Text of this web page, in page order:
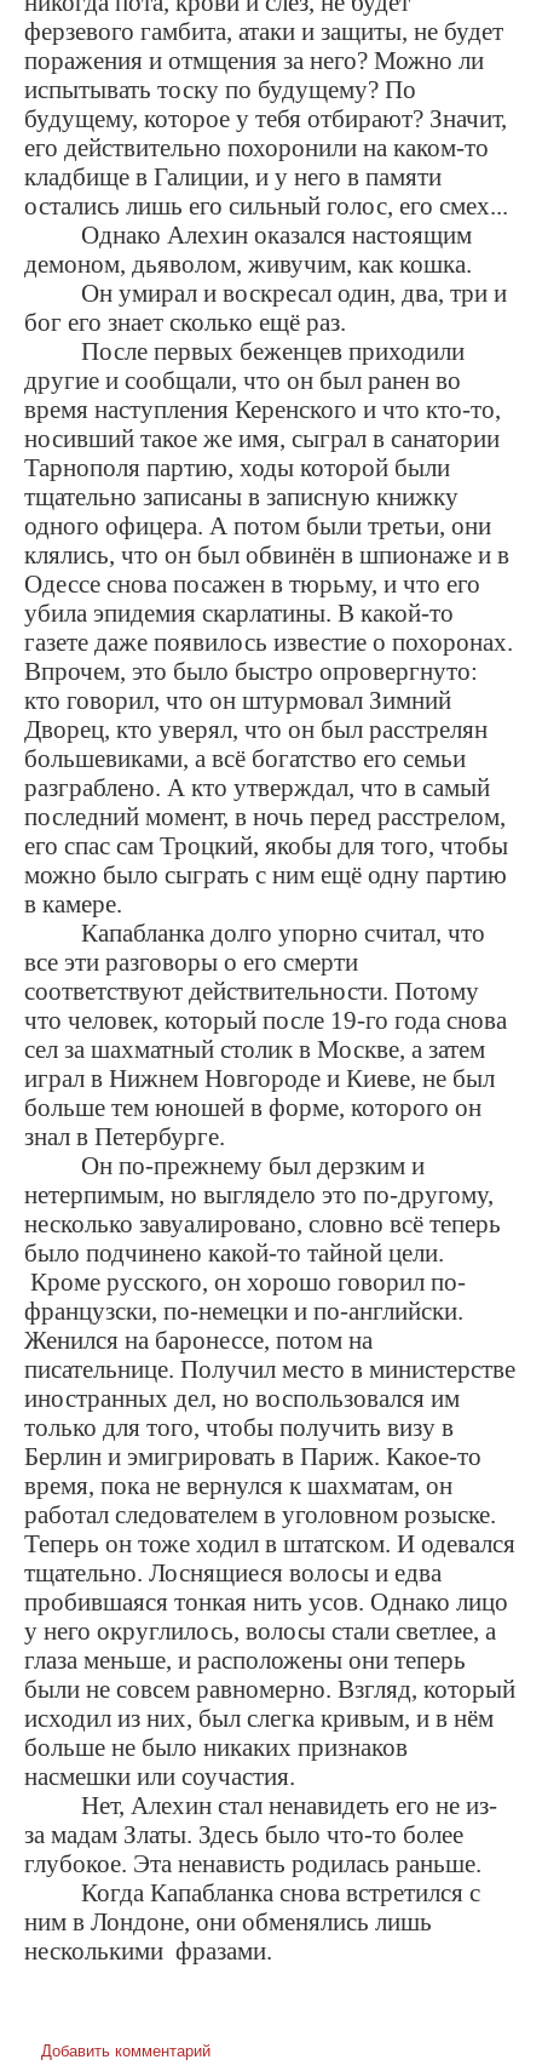
ферзевого гамбита, атаки и защиты, не будет
поражения и отмщения за него? Можно ли
испытывать тоску по будущему? По
будущему, которое у тебя отбирают? Значит,
его действительно похоронили на каком-то
кладбище в Галиции, и у него в памяти
остались лишь его сильный голос, его смех...
Однако Алехин оказался настоящим
демоном, дьяволом, живучим, как кошка.
Он умирал и воскресал один, два, три и
бог его знает сколько ещё раз.
После первых беженцев приходили
другие и сообщали, что он был ранен во
время наступления Керенского и что кто-то,
носивший такое же имя, сыграл в санатории
Тарнополя партию, ходы которой были
тщательно записаны в записную книжку
одного офицера. А потом были третьи, они
клялись, что он был обвинён в шпионаже и в
Одессе снова посажен в тюрьму, и что его
убила эпидемия скарлатины. В какой-то
газете даже появилось известие о похоронах.
Впрочем, это было быстро опровергнуто:
кто говорил, что он штурмовал Зимний
Дворец, кто уверял, что он был расстрелян
большевиками, а всё богатство его семьи
разграблено. А кто утверждал, что в самый
последний момент, в ночь перед расстрелом,
его спас сам Троцкий, якобы для того, чтобы
можно было сыграть с ним ещё одну партию
в камере.
Капабланка долго упорно считал, что
все эти разговоры о его смерти
соответствуют действительности. Потому
что человек, который после 19-го года снова
сел за шахматный столик в Москве, а затем
играл в Нижнем Новгороде и Киеве, не был
больше тем юношей в форме, которого он
знал в Петербурге.
Он по-прежнему был дерзким и
нетерпимым, но выглядело это по-другому,
несколько завуалировано, словно всё теперь
было подчинено какой-то тайной цели.
Кроме русского, он хорошо говорил по-
французски, по-немецки и по-английски.
Женился на баронессе, потом на
писательнице. Получил место в министерстве
иностранных дел, но воспользовался им
только для того, чтобы получить визу в
Берлин и эмигрировать в Париж. Какое-то
время, пока не вернулся к шахматам, он
работал следователем в уголовном розыске.
Теперь он тоже ходил в штатском. И одевался
тщательно. Лоснящиеся волосы и едва
пробившаяся тонкая нить усов. Однако лицо
у него округлилось, волосы стали светлее, а
глаза меньше, и расположены они теперь
были не совсем равномерно. Взгляд, который
исходил из них, был слегка кривым, и в нём
больше не было никаких признаков
насмешки или соучастия.
Нет, Алехин стал ненавидеть его не из-
за мадам Златы. Здесь было что-то более
глубокое. Эта ненависть родилась раньше.
Когда Капабланка снова встретился с
ним в Лондоне, они обменялись лишь
несколькими фразами.
Добавить комментарий